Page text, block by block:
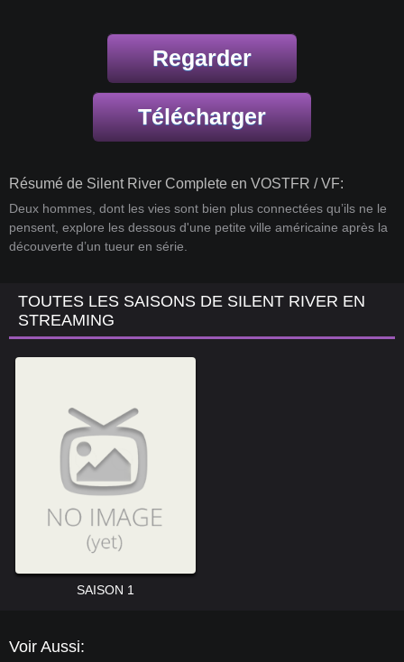
Regarder
Télécharger
Résumé de Silent River Complete en VOSTFR / VF:
Deux hommes, dont les vies sont bien plus connectées qu’ils ne le
pensent, explore les dessous d'une petite ville américaine après la
découverte d’un tueur en série.
TOUTES LES SAISONS DE SILENT RIVER EN
STREAMING
SAISON 1
Voir Aussi: